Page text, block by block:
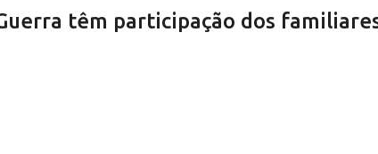
têm participação dos